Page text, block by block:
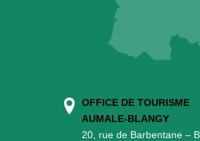
OFFICE DE TOURISME
AUMALE-BLANGY
20, rue de Barbentane –